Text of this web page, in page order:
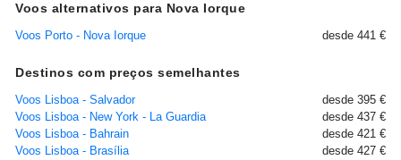
Voos alternativos para Nova Iorque
Voos Porto - Nova Iorque desde 441 €
Destinos com preços semelhantes
Voos Lisboa - Salvador
desde 395 €
Voos Lisboa - New York - La Guardia
desde 437 €
Voos Lisboa - Bahrain
desde 421 €
Voos Lisboa - Brasília
desde 427 €